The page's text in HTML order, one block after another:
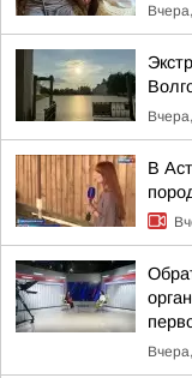
В